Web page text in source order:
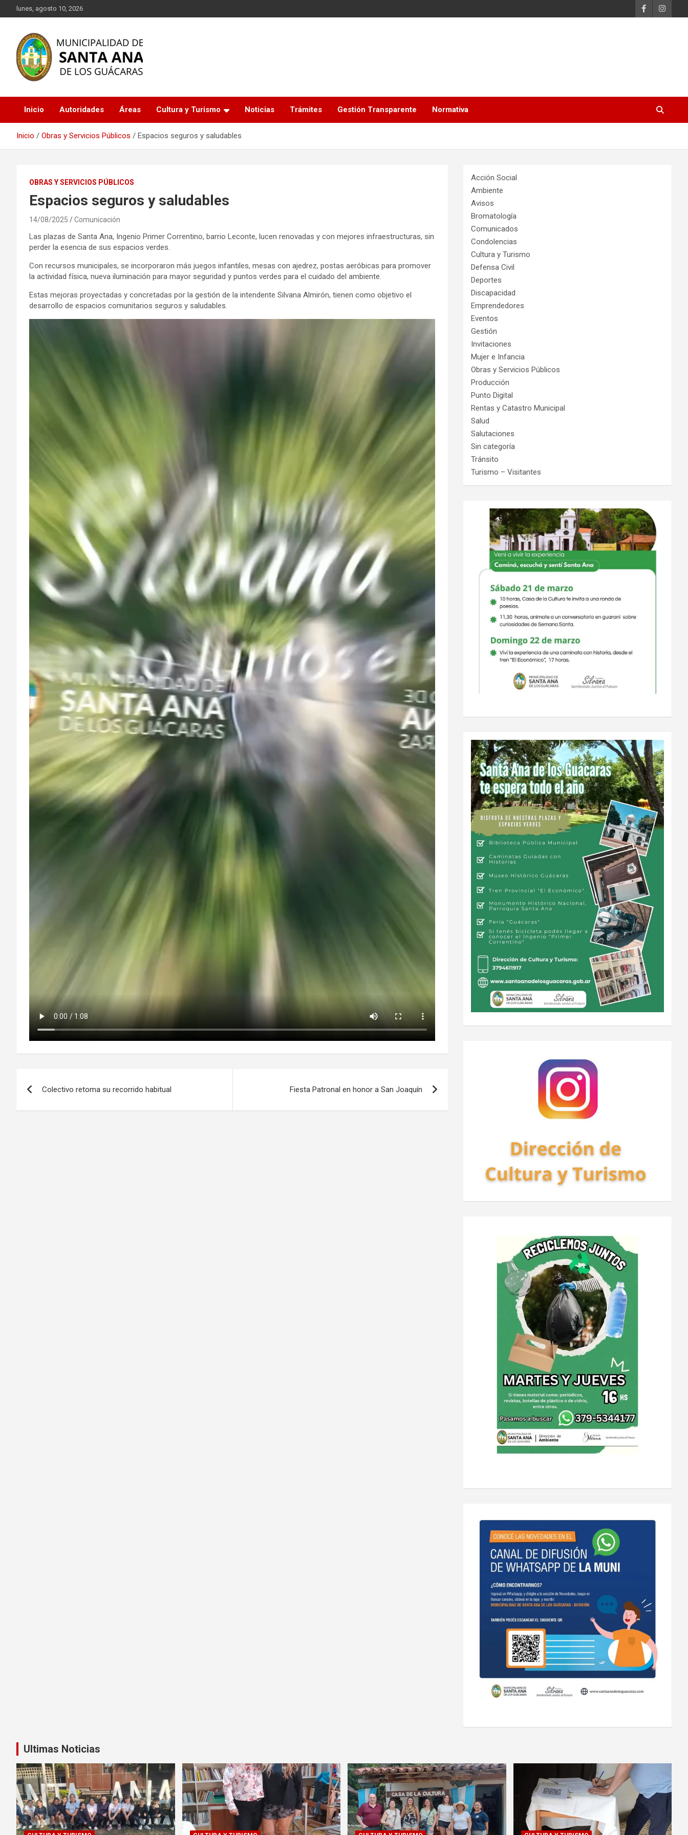
Saltar
al
lunes, agosto 10, 2026
Municipalidad de Santa
Ana de los Guácaras
historia, cultura y naturaleza en Corrientes. Información oficial
sobre eventos, turismo, servicios municipales y más.
Inicio Autoridades Áreas Cultura y Turismo Noticias Trámites Gestión Transparente Normativa
Inicio Obras y Servicios Públicos Espacios seguros y saludables
OBRAS Y SERVICIOS PÚBLICOS
Espacios seguros y saludables
14/08/2025 Comunicación
Las plazas de Santa Ana, Ingenio Primer Correntino, barrio Leconte, lucen renovadas y con mejores infraestructuras, sin
perder la esencia de sus espacios verdes.
Con recursos municipales, se incorporaron más juegos infantiles, mesas con ajedrez, postas aeróbicas para promover
la actividad física, nueva iluminación para mayor seguridad y puntos verdes para el cuidado del ambiente.
Estas mejoras proyectadas y concretadas por la gestión de la intendente Silvana Almirón, tienen como objetivo el
desarrollo de espacios comunitarios seguros y saludables.
Colectivo retoma su recorrido habitual Fiesta Patronal en honor a San Joaquín
Acción Social
Ambiente
Avisos
Bromatología
Comunicados
Condolencias
Cultura y Turismo
Defensa Civil
Deportes
Discapacidad
Emprendedores
Eventos
Gestión
Invitaciones
Mujer e Infancia
Obras y Servicios Públicos
Producción
Punto Digital
Rentas y Catastro Municipal
Salud
Salutaciones
Sin categoría
Tránsito
Turismo – Visitantes
Ultimas Noticias